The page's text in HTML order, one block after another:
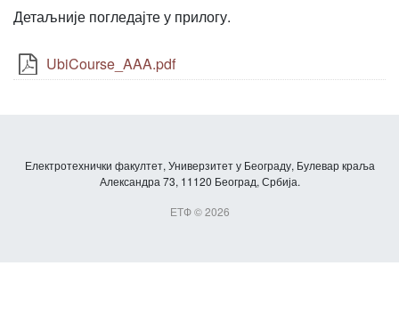
Детаљније погледајте у прилогу.
UbiCourse_AAA.pdf
Електротехнички факултет, Универзитет у Београду, Булевар краља
Александра 73, 11120 Београд, Србија.
ЕТФ © 2026